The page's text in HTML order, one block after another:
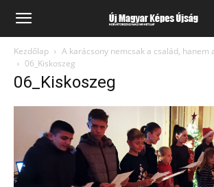
Kezdőlap
A karácsony nemcsak a család, hanem
06_Kiskoszeg
06_Kiskoszeg